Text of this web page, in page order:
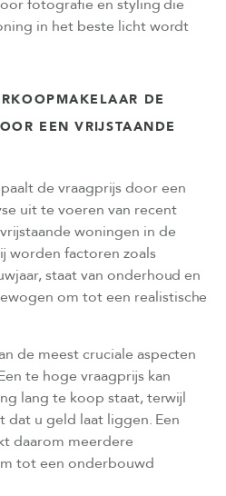
fotografie en styling die
in het beste licht wordt
DE
EEN VRIJSTAANDE
de vraagprijs door een
uit te voeren van recent
woningen in de
worden factoren zoals
staat van onderhoud en
om tot een realistische
de meest cruciale aspecten
te hoge vraagprijs kan
lang te koop staat, terwijl
dat u geld laat liggen. Een
daarom meerdere
tot een onderbouwd